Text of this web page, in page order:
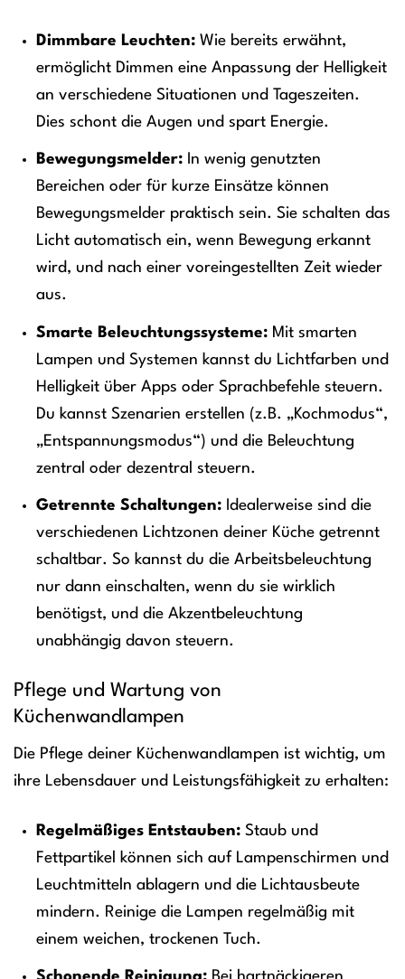
Dimmbare Leuchten:Wie bereits erwähnt,
ermöglicht Dimmen eine Anpassung der Helligkeit
an verschiedene Situationen und Tageszeiten.
Dies schont die Augen und spart Energie.
Bewegungsmelder:In wenig genutzten
Bereichen oder für kurze Einsätze können
Bewegungsmelder praktisch sein. Sie schalten das
Licht automatisch ein, wenn Bewegung erkannt
wird, und nach einer voreingestellten Zeit wieder
aus.
Smarte Beleuchtungssysteme:Mit smarten
Lampen und Systemen kannst du Lichtfarben und
Helligkeit über Apps oder Sprachbefehle steuern.
Du kannst Szenarien erstellen (z.B. „Kochmodus“,
„Entspannungsmodus“) und die Beleuchtung
zentral oder dezentral steuern.
Getrennte Schaltungen:Idealerweise sind die
verschiedenen Lichtzonen deiner Küche getrennt
schaltbar. So kannst du die Arbeitsbeleuchtung
nur dann einschalten, wenn du sie wirklich
benötigst, und die Akzentbeleuchtung
unabhängig davon steuern.
Pflege und Wartung von
Küchenwandlampen
Die Pflege deiner Küchenwandlampen ist wichtig, um
ihre Lebensdauer und Leistungsfähigkeit zu erhalten:
Regelmäßiges Entstauben:Staub und
Fettpartikel können sich auf Lampenschirmen und
Leuchtmitteln ablagern und die Lichtausbeute
mindern. Reinige die Lampen regelmäßig mit
einem weichen, trockenen Tuch.